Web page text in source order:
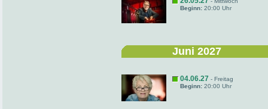
Beginn: 20:00 Uhr
Juni 2027
04.06.27 - Freitag
Beginn: 20:00 Uhr